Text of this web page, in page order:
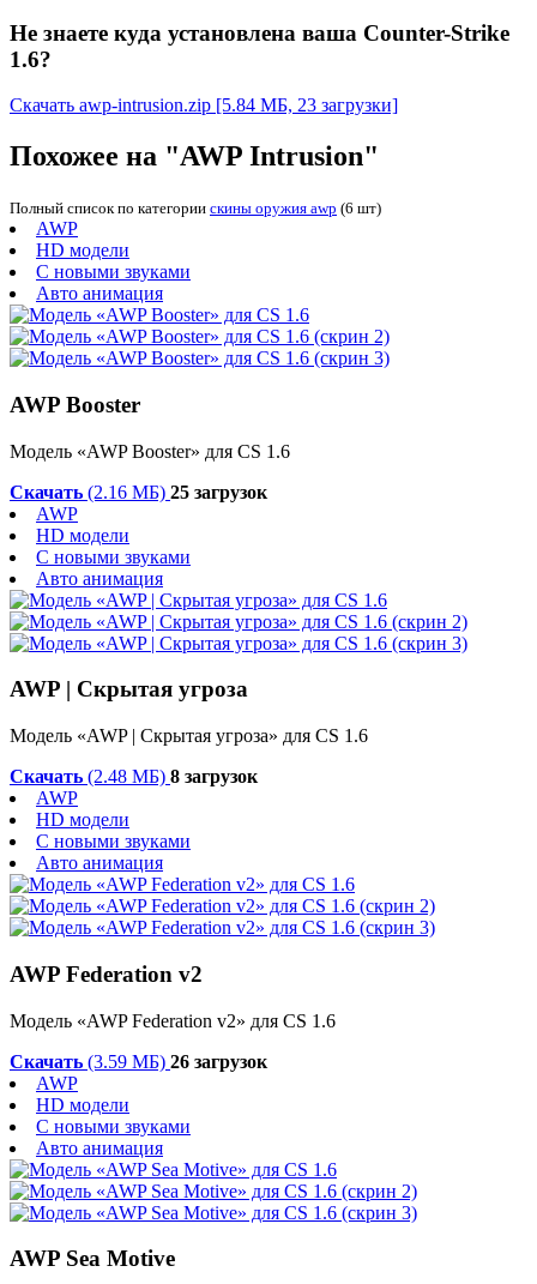
Не знаете куда установлена ваша Counter-Strike
1.6?
Скачать awp-intrusion.zip [5.84 МБ, 23 загрузки]
Похожее на "AWP Intrusion"
Полный список по категории скины оружия awp (6 шт)
AWP
HD модели
С новыми звуками
Авто анимация
AWP Booster
Модель «AWP Booster» для CS 1.6
Скачать (2.16 МБ) 25 загрузок
AWP
HD модели
С новыми звуками
Авто анимация
AWP | Скрытая угроза
Модель «AWP | Скрытая угроза» для CS 1.6
Скачать (2.48 МБ) 8 загрузок
AWP
HD модели
С новыми звуками
Авто анимация
AWP Federation v2
Модель «AWP Federation v2» для CS 1.6
Скачать (3.59 МБ) 26 загрузок
AWP
HD модели
С новыми звуками
Авто анимация
AWP Sea Motive